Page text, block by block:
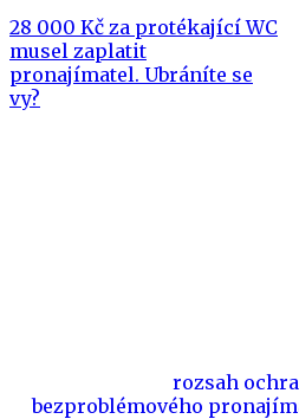
28 000 Kč za protékající WC
musel zaplatit
pronajímatel. Ubráníte se
vy?
rozsah
bezproblémového